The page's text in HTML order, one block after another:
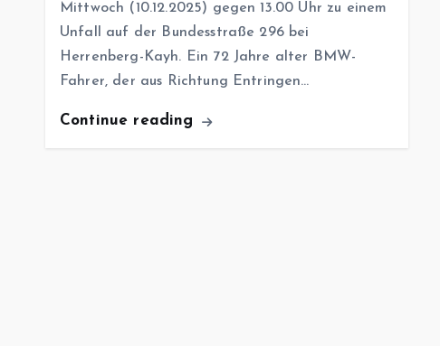
Mittwoch (10.12.2025) gegen 13.00 Uhr zu einem
Unfall auf der Bundesstraße 296 bei
Herrenberg-Kayh. Ein 72 Jahre alter BMW-
Fahrer, der aus Richtung Entringen…
Continue reading